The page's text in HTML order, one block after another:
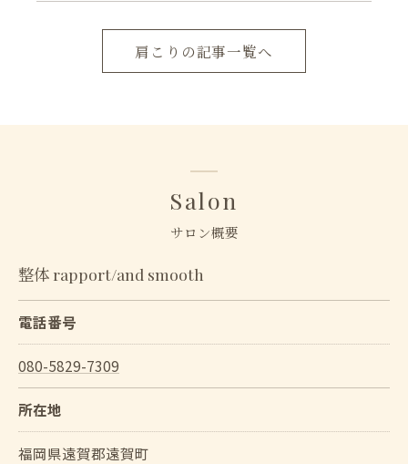
肩こりの記事一覧へ
サロン概要
Salon
整体 rapport/and smooth
電話番号
080-5829-7309
所在地
福岡県遠賀郡遠賀町